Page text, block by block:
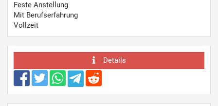
Feste Anstellung
Mit Berufserfahrung
Vollzeit
Details